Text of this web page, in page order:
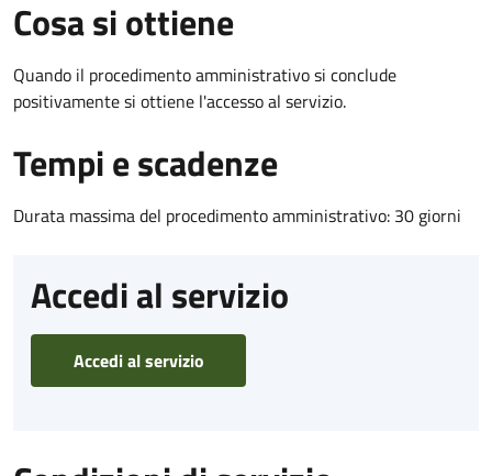
Cosa si ottiene
Quando il procedimento amministrativo si conclude
positivamente si ottiene l'accesso al servizio.
Tempi e scadenze
Durata massima del procedimento amministrativo: 30 giorni
Accedi al servizio
Accedi al servizio